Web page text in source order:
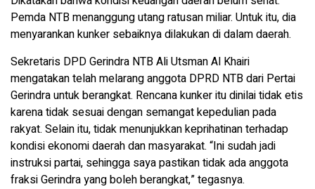
Pemda NTB menanggung utang ratusan miliar. Untuk itu, dia
menyarankan kunker sebaiknya dilakukan di dalam daerah.
Sekretaris DPD Gerindra NTB Ali Utsman Al Khairi
mengatakan telah melarang anggota DPRD NTB dari Pertai
Gerindra untuk berangkat. Rencana kunker itu dinilai tidak etis
karena tidak sesuai dengan semangat kepedulian pada
rakyat. Selain itu, tidak menunjukkan keprihatinan terhadap
kondisi ekonomi daerah dan masyarakat. “Ini sudah jadi
instruksi partai, sehingga saya pastikan tidak ada anggota
fraksi Gerindra yang boleh berangkat,” tegasnya.